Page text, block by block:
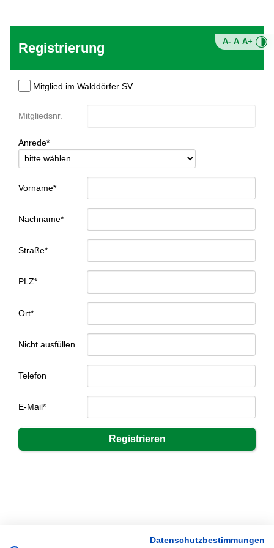
A- A A+
Registrierung
Mitglied im Walddörfer SV
Mitgliedsnr.
Anrede*
Vorname*
Nachname*
Straße*
PLZ*
Ort*
Nicht ausfüllen
Telefon
E-Mail*
Datenschutzbestimmungen